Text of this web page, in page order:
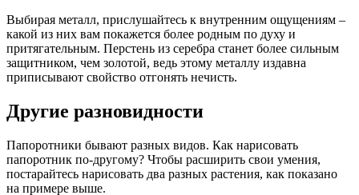
Выбирая металл, прислушайтесь к внутренним ощущениям –
какой из них вам покажется более родным по духу и
притягательным. Перстень из серебра станет более сильным
защитником, чем золотой, ведь этому металлу издавна
приписывают свойство отгонять нечисть.
Другие разновидности
Папоротники бывают разных видов. Как нарисовать
папоротник по-другому? Чтобы расширить свои умения,
постарайтесь нарисовать два разных растения, как показано
на примере выше.